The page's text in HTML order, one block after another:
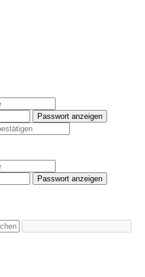
Passwort anzeigen
Passwort anzeigen